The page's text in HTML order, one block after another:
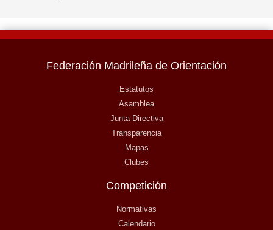
Federación Madrileña de Orientación
Estatutos
Asamblea
Junta Directiva
Transparencia
Mapas
Clubes
Competición
Normativas
Calendario